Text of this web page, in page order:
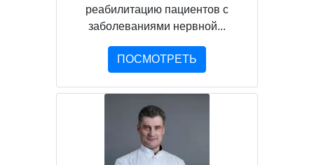
реабилитацию пациентов с
заболеваниями нервной...
ПОСМОТРЕТЬ